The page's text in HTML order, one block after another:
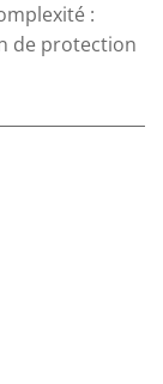
:
de protection